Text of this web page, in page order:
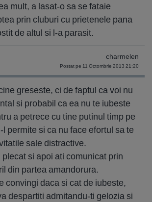
mult, a lasat-o sa se fataie
prin cluburi cu prietenele pana
de altul si l-a parasit.
charmelen
Postat pe 11 Octombrie 2013 21:20
greseste, ci de faptul ca voi nu
si probabil ca ea nu te iubeste
a petrece cu tine putinul timp pe
permite si ca nu face efortul sa te
sale distractive.
plecat si apoi ati comunicat prin
din partea amandorura.
convingi daca si cat de iubeste,
despartiti admitandu-ti gelozia si